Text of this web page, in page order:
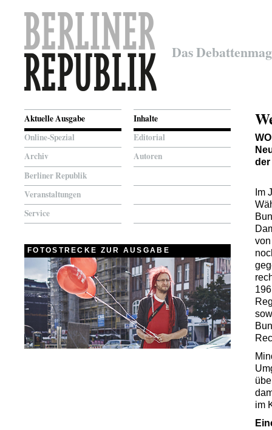
Das
Aktuelle Ausgabe
Online-Spezial
Archiv
Berliner Republik
Veranstaltungen
Service
Inhalte
Editorial
Autoren
FOTOSTRECKE ZUR AUSGABE
Im
im